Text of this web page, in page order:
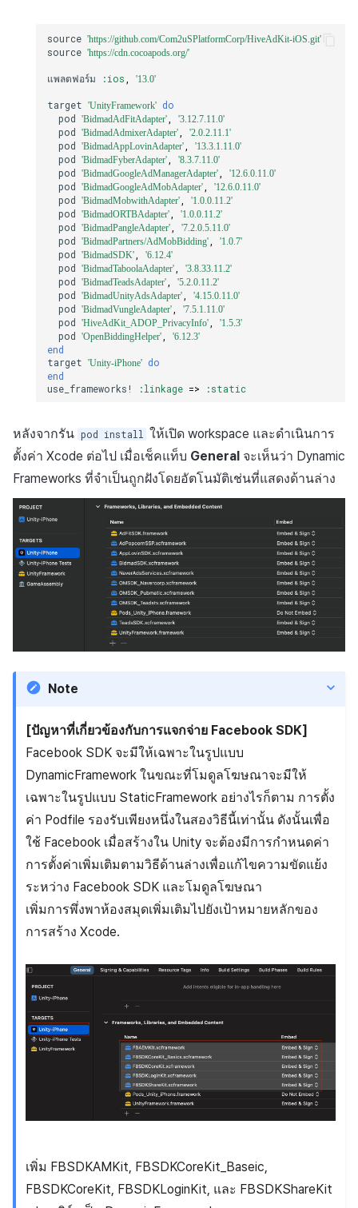
source 'https://github.com/Com2uSPlatformCorp/HiveAdKit-iOS.git'
source 'https://cdn.cocoapods.org/'
แพลตฟอร์ม :ios '13.0'
target 'UnityFramework' do
pod 'BidmadAdFitAdapter', '3.12.7.11.0'
pod 'BidmadAdmixerAdapter', '2.0.2.11.1'
pod 'BidmadAppLovinAdapter', '13.3.1.11.0'
pod 'BidmadFyberAdapter', '8.3.7.11.0'
pod 'BidmadGoogleAdManagerAdapter', '12.6.0.11.0'
pod 'BidmadGoogleAdMobAdapter', '12.6.0.11.0'
pod 'BidmadMobwithAdapter', '1.0.0.11.2'
pod 'BidmadORTBAdapter', '1.0.0.11.2'
pod 'BidmadPangleAdapter', '7.2.0.5.11.0'
pod 'BidmadPartners/AdMobBidding', '1.0.7'
pod 'BidmadSDK', '6.12.4'
pod 'BidmadTaboolaAdapter', '3.8.33.11.2'
pod 'BidmadTeadsAdapter', '5.2.0.11.2'
pod 'BidmadUnityAdsAdapter', '4.15.0.11.0'
pod 'BidmadVungleAdapter', '7.5.1.11.0'
pod 'HiveAdKit_ADOP_PrivacyInfo', '1.5.3'
pod 'OpenBiddingHelper', '6.12.3'
end
target 'Unity-iPhone' do
end
use_frameworks!
:linkage => :static
หลังจากรัน pod install
ให้เปิด workspace และดำเนินการ
ตั้งค่า Xcode ต่อไป เมื่อเช็คแท็บ General จะเห็นว่า Dynamic
Frameworks ที่จำเป็นถูกฝังโดยอัตโนมัติเช่นที่แสดงด้านล่าง
Note
[ปัญหาที่เกี่ยวข้องกับการแจกจ่าย Facebook SDK]
Facebook SDK จะมีให้เฉพาะในรูปแบบ
DynamicFramework ในขณะที่โมดูลโฆษณาจะมีให้
เฉพาะในรูปแบบ StaticFramework อย่างไรก็ตาม การตั้ง
ค่า Podfile รองรับเพียงหนึ่งในสองวิธีนี้เท่านั้น ดังนั้นเพื่อ
ใช้ Facebook เมื่อสร้างใน Unity จะต้องมีการกำหนดค่า
การตั้งค่าเพิ่มเติมตามวิธีด้านล่างเพื่อแก้ไขความขัดแย้ง
ระหว่าง Facebook SDK และโมดูลโฆษณา
เพิ่มการพึ่งพาห้องสมุดเพิ่มเติมไปยังเป้าหมายหลักของ
การสร้าง Xcode.
เพิ่ม FBSDKAMKit, FBSDKCoreKit_Baseic,
FBSDKCoreKit, FBSDKLoginKit, และ FBSDKShareKit